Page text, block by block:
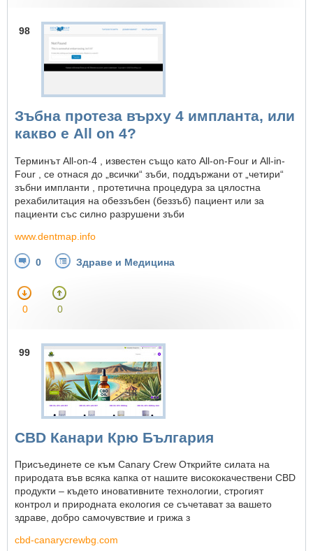
98
Зъбна протеза върху 4 импланта, или
какво е All on 4?
Терминът All-on-4 , известен също като All-on-Four и All-in-
Four , се отнася до „всички“ зъби, поддържани от „четири“
зъбни импланти , протетична процедура за цялостна
рехабилитация на обеззъбен (беззъб) пациент или за
пациенти със силно разрушени зъби
www.dentmap.info
0 Здраве и Медицина
0 0
99
CBD Канари Крю България
Присъединете се към Canary Crew Открийте силата на
природата във всяка капка от нашите висококачествени CBD
продукти – където иновативните технологии, строгият
контрол и природната екология се съчетават за вашето
здраве, добро самочувствие и грижа з
cbd-canarycrewbg.com